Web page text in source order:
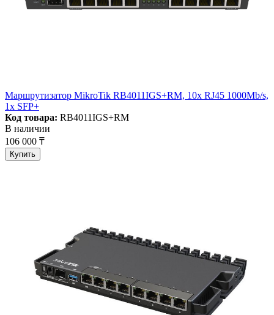
Маршрутизатор MikroTik RB4011IGS+RM, 10x RJ45 1000Mb/s,
1x SFP+
Код товара: RB4011IGS+RM
В наличии
106 000 ₸
Купить